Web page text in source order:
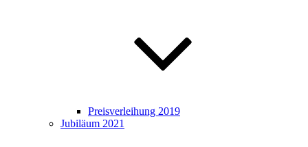
Preisverleihung 2019
Jubiläum 2021